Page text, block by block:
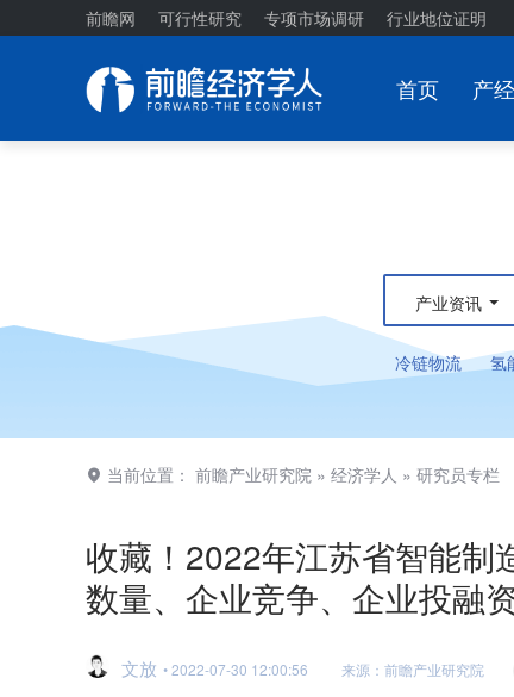
前瞻网 可行性研究 专项市场调研 行业地位证明
首页 产
产业资讯
冷链物流 氢
当前位置： 前瞻产业研究院 » 经济学人 » 研究员专栏
收藏！2022年江苏省智能制
数量、企业竞争、企业投融
文放 • 2022-07-30 12:00:56 来源：前瞻产业研究院